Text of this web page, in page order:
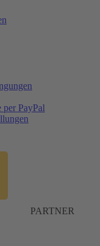
per PayPal
PARTNER